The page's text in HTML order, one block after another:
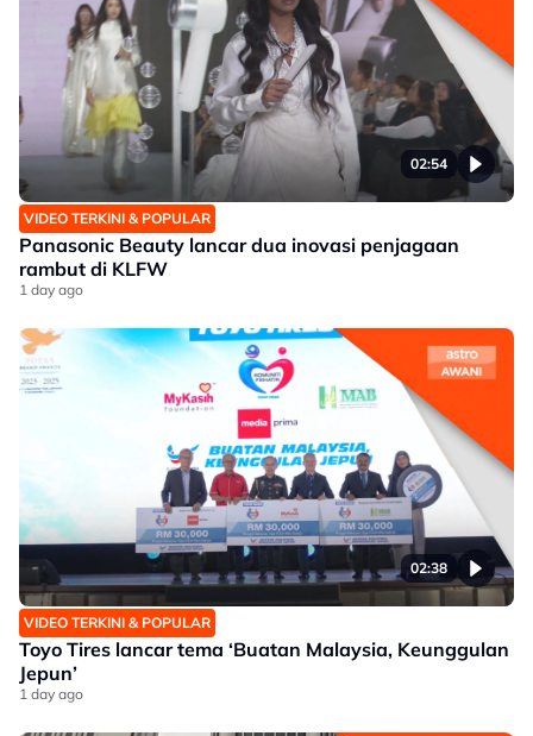
02:54
VIDEO TERKINI & POPULAR
Panasonic Beauty lancar dua inovasi penjagaan
rambut di KLFW
1 day ago
02:38
VIDEO TERKINI & POPULAR
Toyo Tires lancar tema ‘Buatan Malaysia, Keunggulan
Jepun’
1 day ago